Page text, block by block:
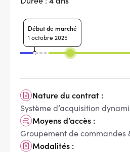
Début de marché
1 octobre 2025
Nature du contrat :
Système d’acquisition
Moyens d’accès :
Groupement de commandes
Modalités :